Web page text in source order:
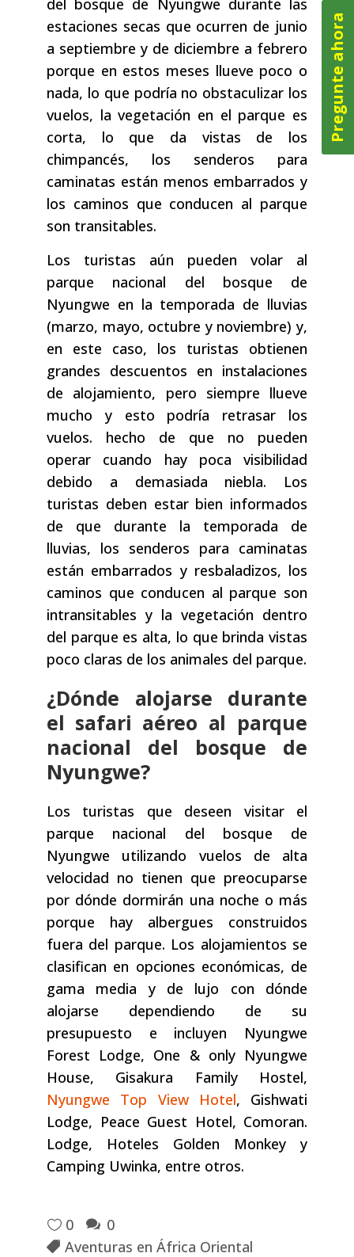
estaciones secas que ocurren de junio
a septiembre y de diciembre a febrero
porque en estos meses llueve poco o
nada, lo que podría no obstaculizar los
vuelos, la vegetación en el parque es
corta, lo que da vistas de los
chimpancés, los senderos para
caminatas están menos embarrados y
los caminos que conducen al parque
son transitables.
Los turistas aún pueden volar al
parque nacional del bosque de
Nyungwe en la temporada de lluvias
(marzo, mayo, octubre y noviembre) y,
en este caso, los turistas obtienen
grandes descuentos en instalaciones
de alojamiento, pero siempre llueve
mucho y esto podría retrasar los
vuelos. hecho de que no pueden
operar cuando hay poca visibilidad
debido a demasiada niebla. Los
turistas deben estar bien informados
de que durante la temporada de
lluvias, los senderos para caminatas
están embarrados y resbaladizos, los
caminos que conducen al parque son
intransitables y la vegetación dentro
del parque es alta, lo que brinda vistas
poco claras de los animales del parque.
¿Dónde alojarse durante
el safari aéreo al parque
nacional del bosque de
Nyungwe?
Los turistas que deseen visitar el
parque nacional del bosque de
Nyungwe utilizando vuelos de alta
velocidad no tienen que preocuparse
por dónde dormirán una noche o más
porque hay albergues construidos
fuera del parque. Los alojamientos se
clasifican en opciones económicas, de
gama media y de lujo con dónde
alojarse dependiendo de su
presupuesto e incluyen Nyungwe
Forest Lodge, One & only Nyungwe
House, Gisakura Family Hostel,
Nyungwe Top View Hotel, Gishwati
Lodge, Peace Guest Hotel, Comoran.
Lodge, Hoteles Golden Monkey y
Camping Uwinka, entre otros.
0
0
Aventuras en África Oriental
Pregunte ahora